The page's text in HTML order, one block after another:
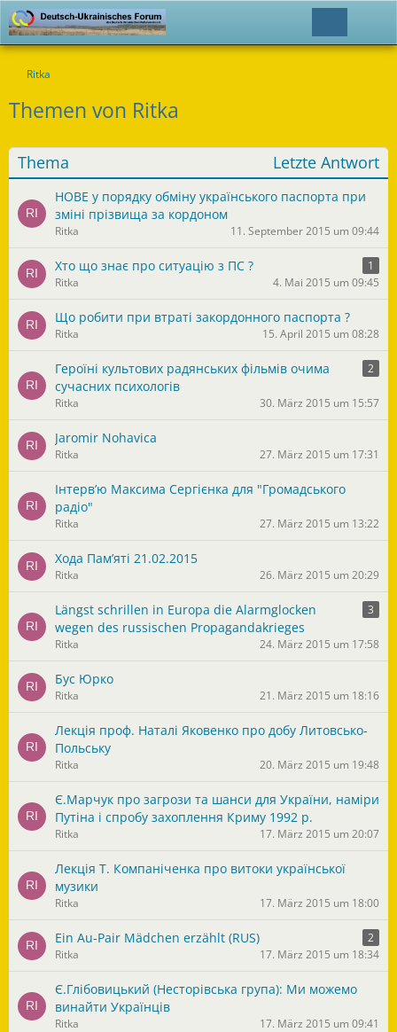
Ritka
Themen von Ritka
Thema Letzte Antwort
НОВЕ у порядку обміну українського паспорта при
зміні прізвища за кордоном
Ritka 11. September 2015 um 09:44
Хто що знає про ситуацію з ПС ?
1
Ritka
4. Mai 2015 um 09:45
Що робити при втраті закордонного паспорта ?
Ritka 15. April 2015 um 08:28
Героїні культових радянських фільмів очима
сучасних психологів
2
Ritka 30. März 2015 um 15:57
Jaromir Nohavica
Ritka 27. März 2015 um 17:31
Інтерв’ю Максима Сергієнка для "Громадського
радіо"
Ritka 27. März 2015 um 13:22
Хода Пам’яті 21.02.2015
Ritka 26. März 2015 um 20:29
Längst schrillen in Europa die Alarmglocken
wegen des russischen Propagandakrieges
3
Ritka 24. März 2015 um 17:58
Бус Юрко
Ritka 21. März 2015 um 18:16
Лекція проф. Наталі Яковенко про добу Литовсько-
Польську
Ritka 20. März 2015 um 19:48
Є.Марчук про загрози та шанси для України, наміри
Путіна і спробу захоплення Криму 1992 р.
Ritka 17. März 2015 um 20:07
Лекція Т. Компаніченка про витоки української
музики
Ritka 17. März 2015 um 18:00
Ein Au-Pair Mädchen erzählt (RUS)
2
Ritka
17. März 2015 um 18:34
Є.Глібовицький (Несторівська група): Ми можемо
винайти Українців
Ritka 17. März 2015 um 09:41